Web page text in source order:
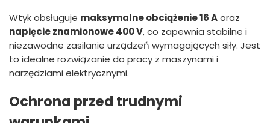
Wtyk obsługuje maksymalne obciążenie 16 Aoraz
napięcie znamionowe 400 V, co zapewnia stabilne i
niezawodne zasilanie urządzeń wymagających siły. Jest
to idealne rozwiązanie do pracy z maszynami i
narzędziami elektrycznymi.
Ochrona przed trudnymi